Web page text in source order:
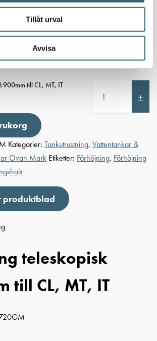
Tillåt urval
Avvisa
till CL, MT, IT
till CL, MT, IT
+
Kategorier: Tankutrustning, Vattentankar &
Ovan Mark Etiketter: Förhöjning, Förhöjning
produktblad
teleskopisk
till CL, MT, IT